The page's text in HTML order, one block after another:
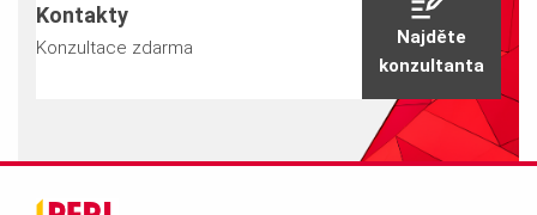
Kontakty
Konzultace zdarma
Najděte
konzultanta